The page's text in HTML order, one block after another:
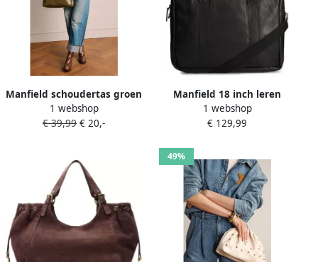
Manfield schoudertas groen
1 webshop
€ 39,99 € 20,-
Manfield 18 inch leren
laptoptas zwart
1 webshop
€ 129,99
49%